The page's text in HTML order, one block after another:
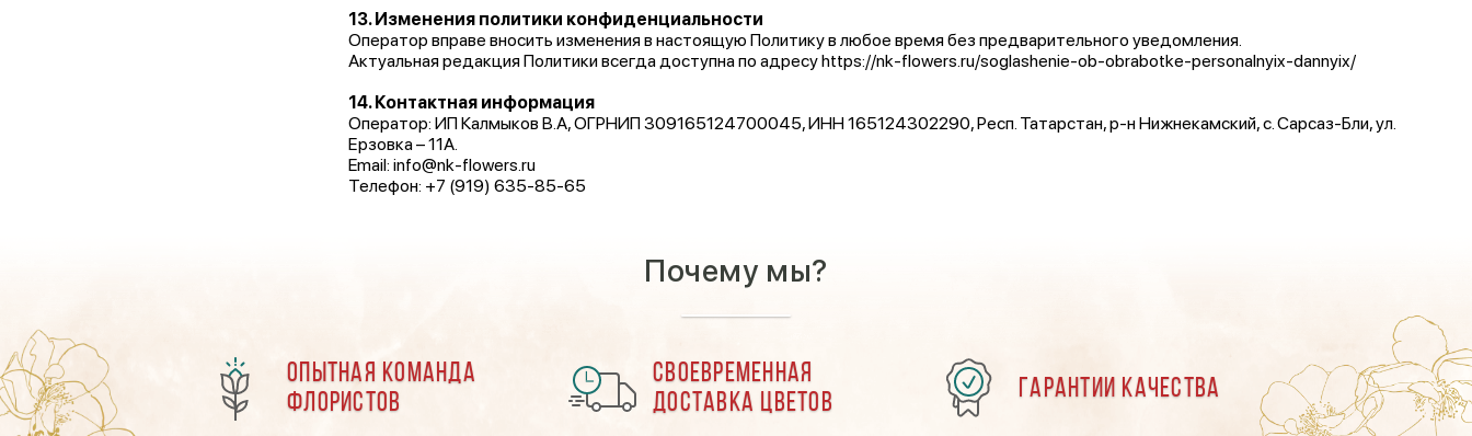
13. Изменения политики конфиденциальности
Оператор вправе вносить изменения в настоящую Политику в любое время без предварительного уведомления.
Актуальная редакция Политики всегда доступна по адресу https://nk-flowers.ru/soglashenie-ob-obrabotke-personalnyix-dannyix/
14. Контактная информация
Оператор: ИП Калмыков В.А, ОГРНИП 309165124700045, ИНН 165124302290, Респ. Татарстан, р-н Нижнекамский, с. Сарсаз-Бли, ул.
Ерзовка – 11А.
Email: info@nk-flowers.ru
Телефон: +7 (919) 635-85-65
Почему мы?
Опытная команда
флористов
Своевременная
доставка цветов
Гарантии качества